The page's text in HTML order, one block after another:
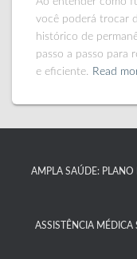
você poderá trocar
histórico de
passo a passo para
e eficiente. Read
AMPLA SAÚDE: PLANO
ASSISTÊNCIA MÉDICA